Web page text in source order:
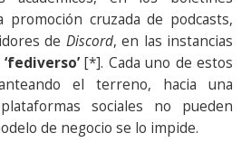
promoción cruzada de podcasts,
de Discord, en las instancias
‘fediverso’[*]. Cada uno de estos
el terreno, hacia una
sociales no pueden
de negocio se lo impide.